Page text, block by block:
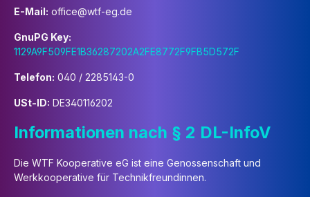
E-Mail: office@wtf-eg.de
GnuPG Key:
1129A9F509FE1B36287202A2FE8772F9FB5D572F
Telefon: 040 / 2285143-0
USt-ID: DE340116202
Informationen nach § 2 DL-InfoV
Die WTF Kooperative eG ist eine Genossenschaft und
Werkkooperative für Technikfreundinnen.